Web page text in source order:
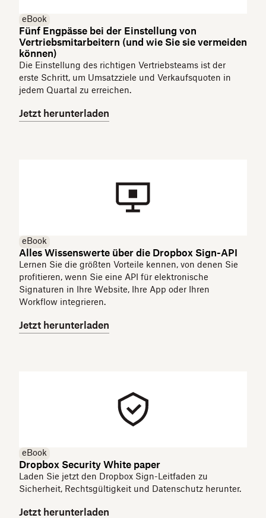
eBook
Fünf Engpässe bei der Einstellung von
Vertriebsmitarbeitern (und wie Sie sie vermeiden
können)
Die Einstellung des richtigen Vertriebsteams ist der
erste Schritt, um Umsatzziele und Verkaufsquoten in
jedem Quartal zu erreichen.
Jetzt herunterladen
eBook
Alles Wissenswerte über die Dropbox Sign-API
Lernen Sie die größten Vorteile kennen, von denen Sie
profitieren, wenn Sie eine API für elektronische
Signaturen in Ihre Website, Ihre App oder Ihren
Workflow integrieren.
Jetzt herunterladen
eBook
Dropbox Security White paper
Laden Sie jetzt den Dropbox Sign-Leitfaden zu
Sicherheit, Rechtsgültigkeit und Datenschutz herunter.
Jetzt herunterladen